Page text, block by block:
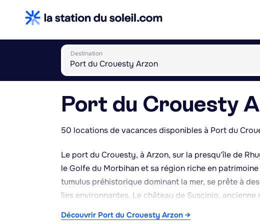
Destination
Port du Crouesty
50 locations de vacances disponibles à Port du
Le port du Crouesty, à Arzon, sur la presqu'île de
le Golfe du Morbihan et sa région riche en
tumulus préhistorique dominant la mer, se prête à
îles environnantes. Le château de Suscinio,
Découvrir Port du Crouesty Arzon →